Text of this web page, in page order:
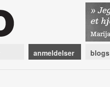
anmeldelser blogs